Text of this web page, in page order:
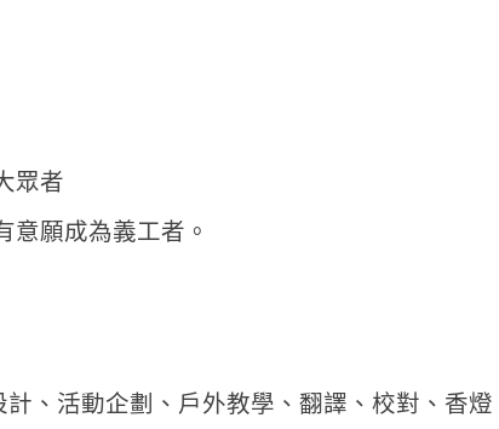
眾者
意願成為義工者。
、活動企劃、戶外教學、翻譯、校對、香